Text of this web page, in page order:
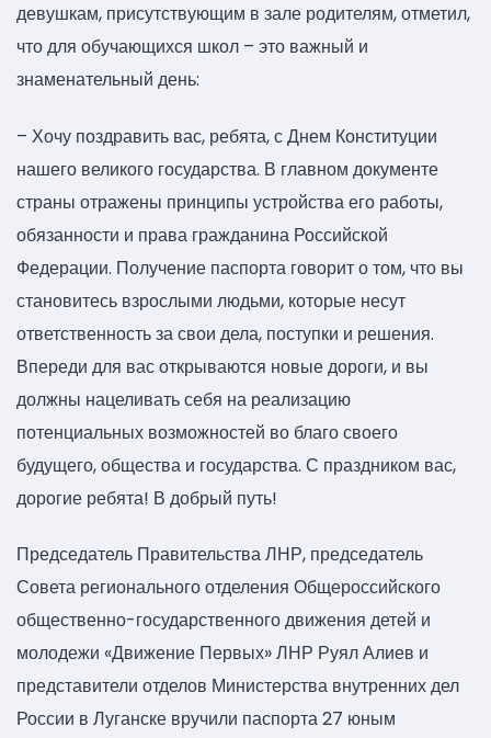
девушкам, присутствующим в зале родителям, отметил,
что для обучающихся школ – это важный и
знаменательный день:
– Хочу поздравить вас, ребята, с Днем Конституции
нашего великого государства. В главном документе
страны отражены принципы устройства его работы,
обязанности и права гражданина Российской
Федерации. Получение паспорта говорит о том, что вы
становитесь взрослыми людьми, которые несут
ответственность за свои дела, поступки и решения.
Впереди для вас открываются новые дороги, и вы
должны нацеливать себя на реализацию
потенциальных возможностей во благо своего
будущего, общества и государства. С праздником вас,
дорогие ребята! В добрый путь!
Председатель Правительства ЛНР, председатель
Совета регионального отделения Общероссийского
общественно-государственного движения детей и
молодежи «Движение Первых» ЛНР Руял Алиев и
представители отделов Министерства внутренних дел
России в Луганске вручили паспорта 27 юным